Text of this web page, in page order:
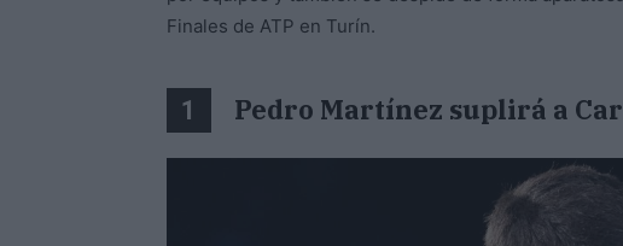
Finales de ATP en Turín.
1 Pedro Martínez suplirá a